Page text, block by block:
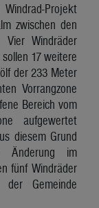
Projekt
zwischen den
Vier Windräder
17 weitere
der 233 Meter
Vorrangzone
Bereich vom
aufgewertet
diesem Grund
Änderung im
fünf Windräder
Gemeinde